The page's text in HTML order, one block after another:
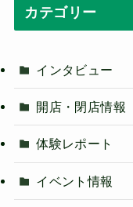
カテゴリー
インタビュー
開店・閉店情報
体験レポート
イベント情報